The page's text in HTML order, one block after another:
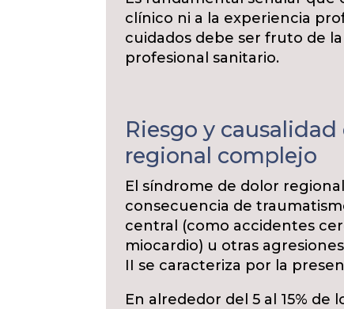
clínico ni a la experiencia
cuidados debe ser fruto de
profesional sanitario.
Riesgo y
regional complejo
El síndrome de dolor
consecuencia de
central (como accidentes
miocardio) u otras
II se caracteriza por la
En alrededor del 5 al 15% de